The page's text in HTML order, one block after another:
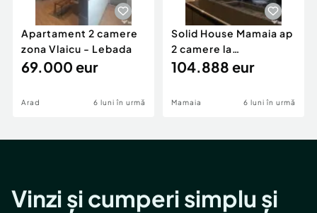
Apartament 2 camere
zona Vlaicu - Lebada
69.000 eur
Arad 6 luni în urmă
Solid House Mamaia ap
2 camere la
cheie,langa Mega
104.888 eur
Mamaia 6 luni în urmă
Vinzi și cumperi simplu și